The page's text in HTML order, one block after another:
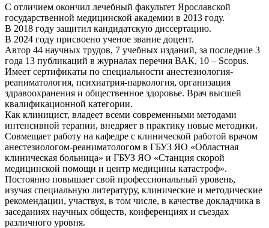
С отличием окончил лечебный факультет Ярославской
государственной медицинской академии в 2013 году.
В 2018 году защитил кандидатскую диссертацию.
В 2024 году присвоено ученое звание доцент.
Автор 44 научных трудов, 7 учебных изданий, за последние 3
года 13 публикаций в журналах перечня ВАК, 10 – Scopus.
Имеет сертификаты по специальности анестезиология-
реаниматология, психиатрия-наркология, организация
здравоохранения и общественное здоровье. Врач высшей
квалификационной категории.
Как клиницист, владеет всеми современными методами
интенсивной терапии, внедряет в практику новые методики.
Совмещает работу на кафедре с клинической работой врачом
анестезиологом-реаниматологом в ГБУЗ ЯО «Областная
клиническая больница» и ГБУЗ ЯО «Станция скорой
медицинской помощи и центр медицины катастроф».
Постоянно повышает свой профессиональный уровень,
изучая специальную литературу, клинические и методические
рекомендации, участвуя, в том числе, в качестве докладчика в
заседаниях научных обществ, конференциях и съездах
различного уровня.